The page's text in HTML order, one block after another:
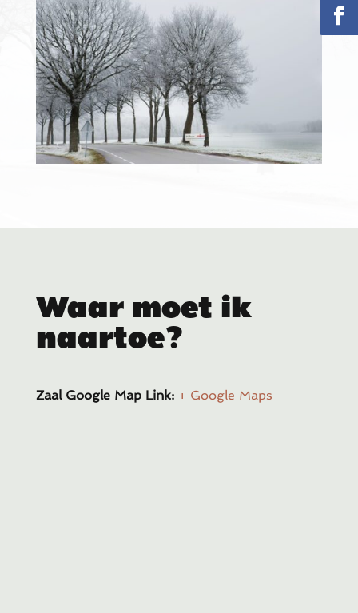
Waar moet ik
naartoe?
Zaal Google Map Link: + Google Maps